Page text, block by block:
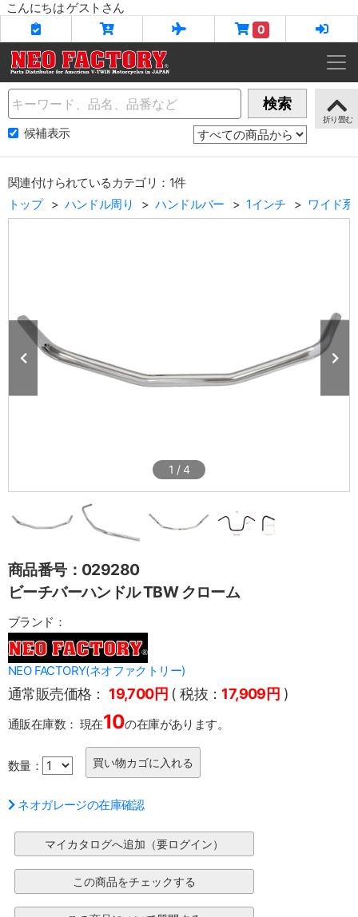
こんにちは ゲストさん
0
Name 検索
候補表示
関連付けられているカテゴリ：1件
トップ
ハンドル周り ハンドルバー 1インチ ワイド系
1 / 4
商品番号：029280
ビーチバーハンドル TBW クローム
ブランド：
NEO FACTORY(ネオファクトリー)
通常販売価格： 19,700円 ( 税抜： 17,909円 )
通販在庫数： 現在10の在庫があります。
数量：
ネオガレージの在庫確認